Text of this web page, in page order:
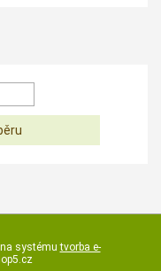
systémutvorba e-